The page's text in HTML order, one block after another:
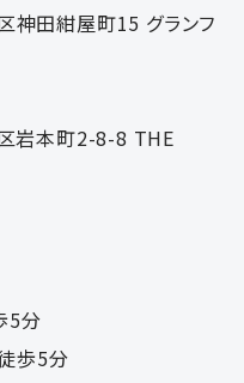
神田紺屋町15 グランフ
岩本町2-8-8 THE
5分
歩5分